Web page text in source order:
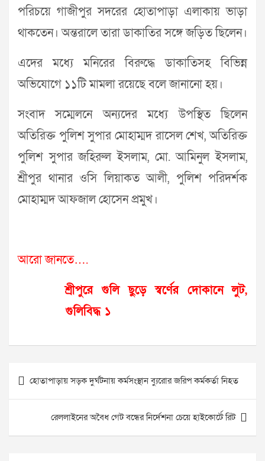
পরিচয়ে গাজীপুর সদরের হোতাপাড়া এলাকায় ভাড়া
থাকতেন। অন্তরালে তারা ডাকাতির সঙ্গে জড়িত ছিলেন।
এদের মধ্যে মনিরের বিরুদ্ধে ডাকাতিসহ বিভিন্ন
অভিযোগে ১১টি মামলা রয়েছে বলে জানানো হয়।
সংবাদ সম্মেলনে অন্যদের মধ্যে উপস্থিত ছিলেন
অতিরিক্ত পুলিশ সুপার মোহাম্মদ রাসেল শেখ, অতিরিক্ত
পুলিশ সুপার জহিরুল ইসলাম, মো. আমিনুল ইসলাম,
শ্রীপুর থানার ওসি লিয়াকত আলী, পুলিশ পরিদর্শক
মোহাম্মদ আফজাল হোসেন প্রমুখ।
আরো জানতে….
শ্রীপুরে গুলি ছুড়ে স্বর্ণের দোকানে লুট,
গুলিবিদ্ধ ১
Post
navigation
হোতাপাড়ায় সড়ক দুর্ঘটনায় কর্মসংস্থান ব্যুরোর জরিপ কর্মকর্তা নিহত
রেললাইনের অবৈধ গেট বন্ধের নির্দেশনা চেয়ে হাইকোর্টে রিট